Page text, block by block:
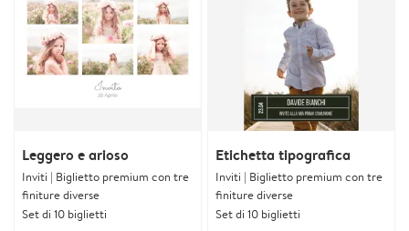
Leggero e arioso
Inviti | Biglietto premium con tre
finiture diverse
Set di 10 biglietti
Etichetta tipografica
Inviti | Biglietto premium con tre
finiture diverse
Set di 10 biglietti